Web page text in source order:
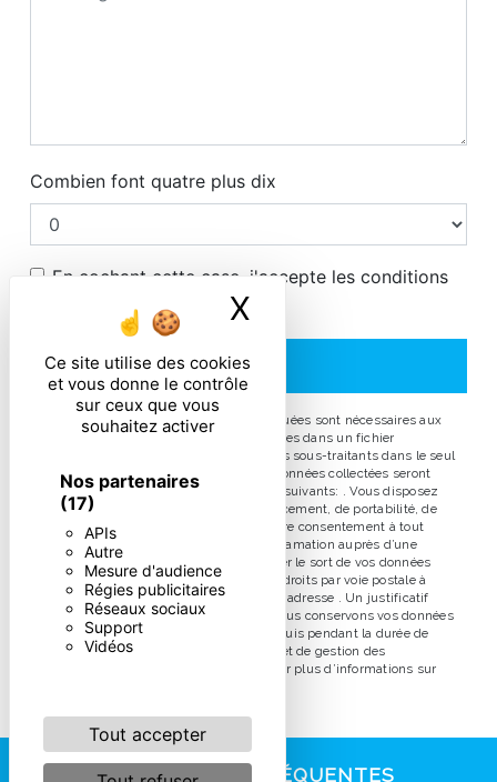
Ce site utilise des cookies
et vous donne le contrôle
sur ceux que vous
souhaitez activer
Nos partenaires
(17)
APIs
Autre
Mesure d'audience
Régies publicitaires
Réseaux sociaux
Support
Vidéos
Tout accepter
X
Combien font quatre plus dix
En cochant cette case, j'accepte les conditions
particulières ci-dessous **
ENVOYER
** Les données personnelles communiquées sont nécessaires aux
fins de vous contacter et sont enregistrées dans un fichier
informatisé. Elles sont destinées à et ses sous-traitants dans le seul
but de répondre à votre message. Les données collectées seront
communiquées aux seuls destinataires suivants: . Vous disposez
de droits d’accès, de rectification, d’effacement, de portabilité, de
limitation, d’opposition, de retrait de votre consentement à tout
moment et du droit d’introduire une réclamation auprès d’une
autorité de contrôle, ainsi que d’organiser le sort de vos données
post-mortem. Vous pouvez exercer ces droits par voie postale à
l'adresse ou par courrier électronique à l'adresse . Un justificatif
d'identité pourra vous être demandé. Nous conservons vos données
pendant la période de prise de contact puis pendant la durée de
prescription légale aux fins probatoires et de gestion des
contentieux. Consultez le site cnil.fr pour plus d’informations sur
RECHERCHES FRÉQUENTES